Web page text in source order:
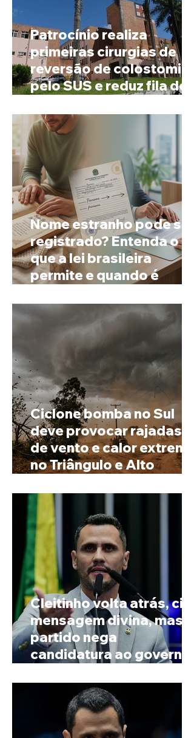
Patrocínio realiza
primeiras cirurgias de
reversão de colostomia
pelo SUS e reduz fila de
Nome estranho pode ser
registrado? Entenda o
que a lei brasileira
permite e quando é
prenome
Ciclone bomba no Sul
deve provocar rajadas
de vento e calor extremo
no Triângulo e Alto
Cleitinho volta atrás, cita
mensagem divina, mas
partido nega
candidatura ao governo